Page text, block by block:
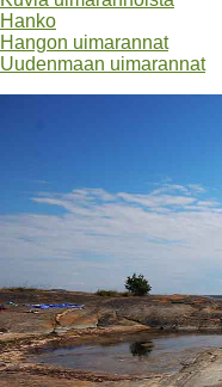
Hanko
Hangon uimarannat
Uudenmaan uimarannat